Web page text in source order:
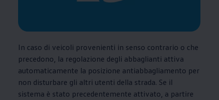
In caso di veicoli provenienti in senso contrario o che
precedono, la regolazione degli abbaglianti attiva
automaticamente la posizione antiabbagliamento per
non disturbare gli altri utenti della strada. Se il
sistema è stato precedentemente attivato, a partire